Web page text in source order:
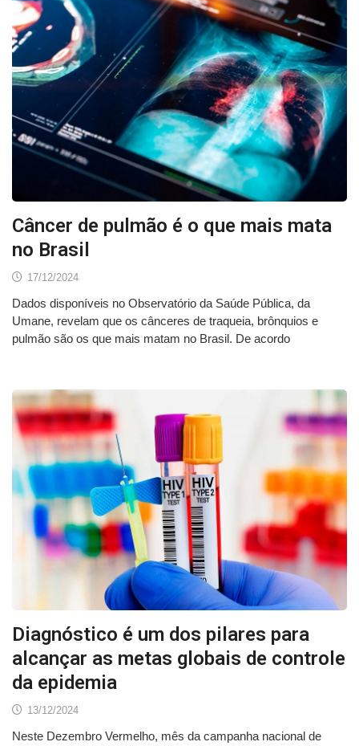
Câncer de pulmão é o que mais mata
no Brasil
17/12/2024
Dados disponíveis no Observatório da Saúde Pública, da
Umane, revelam que os cânceres de traqueia, brônquios e
pulmão são os que mais matam no Brasil. De acordo
Diagnóstico é um dos pilares para
alcançar as metas globais de controle
da epidemia
13/12/2024
Neste Dezembro Vermelho, mês da campanha nacional de